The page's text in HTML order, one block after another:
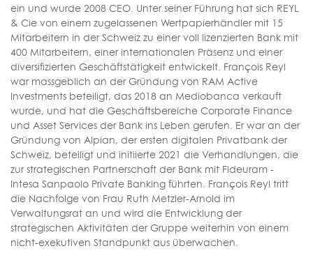
ein und wurde 2008 CEO. Unter seiner Führung hat sich REYL
& Cie von einem zugelassenen Wertpapierhändler mit 15
Mitarbeitern in der Schweiz zu einer voll lizenzierten Bank mit
400 Mitarbeitern, einer internationalen Präsenz und einer
diversifizierten Geschäftstätigkeit entwickelt. François Reyl
war massgeblich an der Gründung von RAM Active
Investments beteiligt, das 2018 an Mediobanca verkauft
wurde, und hat die Geschäftsbereiche Corporate Finance
und Asset Services der Bank ins Leben gerufen. Er war an der
Gründung von Alpian, der ersten digitalen Privatbank der
Schweiz, beteiligt und initiierte 2021 die Verhandlungen, die
zur strategischen Partnerschaft der Bank mit Fideuram -
Intesa Sanpaolo Private Banking führten. François Reyl tritt
die Nachfolge von Frau Ruth Metzler-Arnold im
Verwaltungsrat an und wird die Entwicklung der
strategischen Aktivitäten der Gruppe weiterhin von einem
nicht-exekutiven Standpunkt aus überwachen.